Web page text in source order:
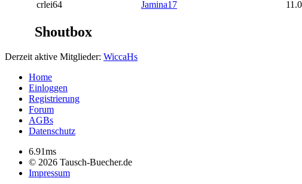
crlei64
Jamina17
Shoutbox
Derzeit aktive Mitglieder: WiccaHs
Home
Einloggen
Registrierung
Forum
AGBs
Datenschutz
6.91ms
© 2026 Tausch-Buecher.de
Impressum